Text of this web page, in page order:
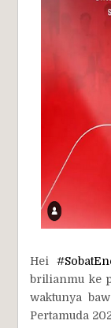
Hei
brilianmu ke
waktunya
Pertamuda